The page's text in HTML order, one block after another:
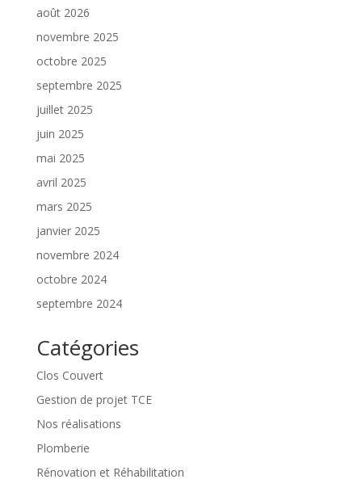
août 2026
novembre 2025
octobre 2025
septembre 2025
juillet 2025
juin 2025
mai 2025
avril 2025
mars 2025
janvier 2025
novembre 2024
octobre 2024
septembre 2024
Catégories
Clos Couvert
Gestion de projet TCE
Nos réalisations
Plomberie
Rénovation et Réhabilitation